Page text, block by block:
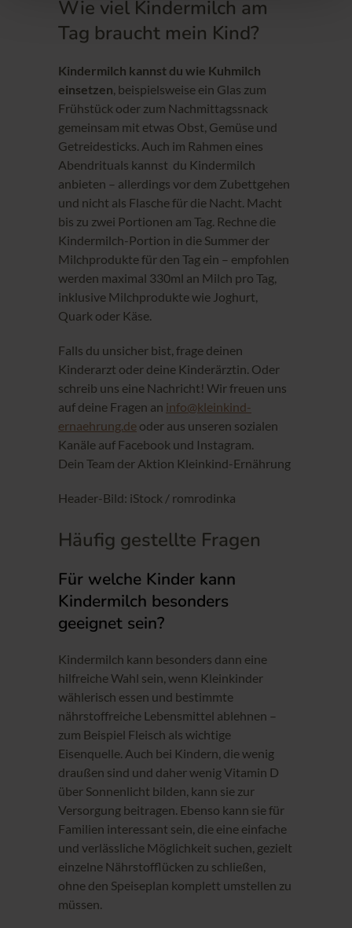
Wie viel Kindermilch am
Tag braucht mein Kind?
Kindermilch kannst du wie Kuhmilch
einsetzen, beispielsweise ein Glas zum
Frühstück oder zum Nachmittagssnack
gemeinsam mit etwas Obst, Gemüse und
Getreidesticks. Auch im Rahmen eines
Abendrituals kannst du Kindermilch
anbieten – allerdings vor dem Zubettgehen
und nicht als Flasche für die Nacht. Macht
bis zu zwei Portionen am Tag. Rechne die
Kindermilch-Portion in die Summer der
Milchprodukte für den Tag ein – empfohlen
werden maximal 330ml an Milch pro Tag,
inklusive Milchprodukte wie Joghurt,
Quark oder Käse.
Falls du unsicher bist, frage deinen
Kinderarzt oder deine Kinderärztin. Oder
schreib uns eine Nachricht! Wir freuen uns
auf deine Fragen an info@kleinkind-
ernaehrung.de oder aus unseren sozialen
Kanäle auf Facebook und Instagram.
Dein Team der Aktion Kleinkind-Ernährung
Header-Bild: iStock / romrodinka
Häufig gestellte Fragen
Für welche Kinder kann
Kindermilch besonders
geeignet sein?
Kindermilch kann besonders dann eine
hilfreiche Wahl sein, wenn Kleinkinder
wählerisch essen und bestimmte
nährstoffreiche Lebensmittel ablehnen –
zum Beispiel Fleisch als wichtige
Eisenquelle. Auch bei Kindern, die wenig
draußen sind und daher wenig Vitamin D
über Sonnenlicht bilden, kann sie zur
Versorgung beitragen. Ebenso kann sie für
Familien interessant sein, die eine einfache
und verlässliche Möglichkeit suchen, gezielt
einzelne Nährstofflücken zu schließen,
ohne den Speiseplan komplett umstellen zu
müssen.